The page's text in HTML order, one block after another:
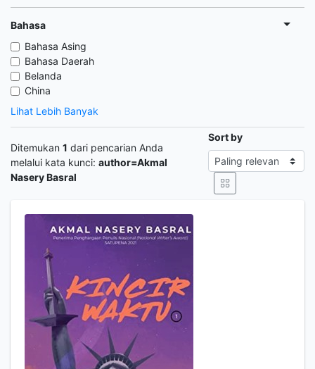
Bahasa
Bahasa Asing
Bahasa Daerah
Belanda
China
Lihat Lebih Banyak
Ditemukan 1 dari pencarian Anda
melalui kata kunci: author=Akmal
Nasery Basral
Sort by